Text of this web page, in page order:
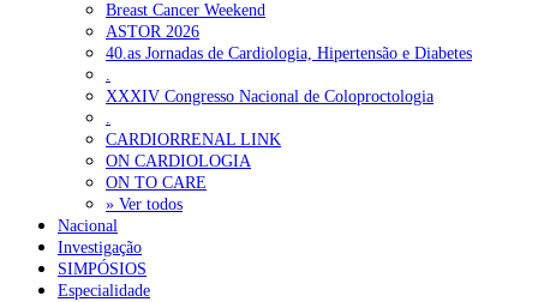
Ordem dos Médicos alerta para riscos no novo sistema de acesso
a consultas e cirurgias 7 de Agosto, 2026
Portugal está a formar os médicos de que precisa? 6 de Agosto,
2026
NOTÍCIAS MAIS LIDAS
Enfermagem Forense. “Da urgência ao tribunal, cada
gesto conta e cada profissional faz a diferença”
202 visualizações
Breast Cancer Weekend
ASTOR 2026
40.as Jornadas de Cardiologia, Hipertensão e Diabetes
.
XXXIV Congresso Nacional de Coloproctologia
.
CARDIORRENAL LINK
ON CARDIOLOGIA
ON TO CARE
» Ver todos
Nacional
Investigação
SIMPÓSIOS
Especialidade